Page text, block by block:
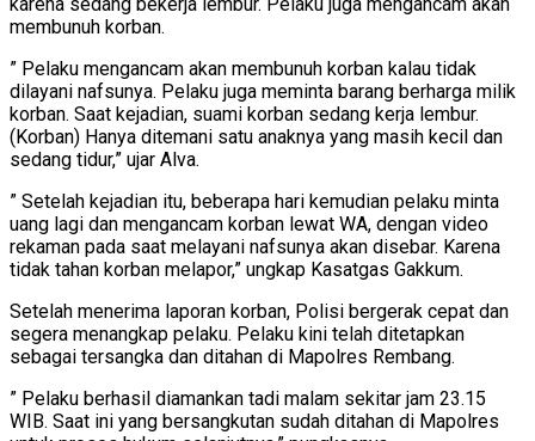
karena sedang bekerja lembur. Pelaku juga mengancam akan
membunuh korban.
” Pelaku mengancam akan membunuh korban kalau tidak
dilayani nafsunya. Pelaku juga meminta barang berharga milik
korban. Saat kejadian, suami korban sedang kerja lembur.
(Korban) Hanya ditemani satu anaknya yang masih kecil dan
sedang tidur,” ujar Alva.
” Setelah kejadian itu, beberapa hari kemudian pelaku minta
uang lagi dan mengancam korban lewat WA, dengan video
rekaman pada saat melayani nafsunya akan disebar. Karena
tidak tahan korban melapor,” ungkap Kasatgas Gakkum.
Setelah menerima laporan korban, Polisi bergerak cepat dan
segera menangkap pelaku. Pelaku kini telah ditetapkan
sebagai tersangka dan ditahan di Mapolres Rembang.
” Pelaku berhasil diamankan tadi malam sekitar jam 23.15
WIB. Saat ini yang bersangkutan sudah ditahan di Mapolres